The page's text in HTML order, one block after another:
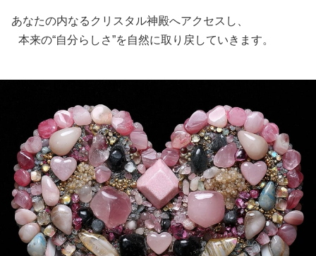
あなたの内なるクリスタル神殿へアクセスし、
本来の“自分らしさ”を自然に取り戻していきます。